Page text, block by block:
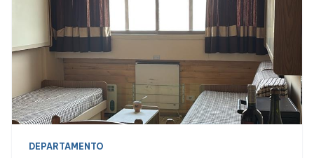
DEPARTAMENTO